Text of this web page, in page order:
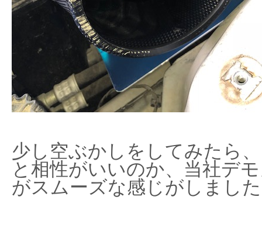
少し空ぶかしをしてみたら
と相性がいいのか、当社デ
がスムーズな感じがしまし